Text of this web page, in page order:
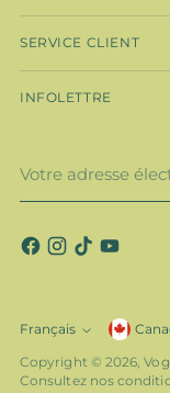
SERVICE CLIENT
INFOLETTRE
adresse
électronique
Langue
Français
Copyright © 2026,
Consultez nos